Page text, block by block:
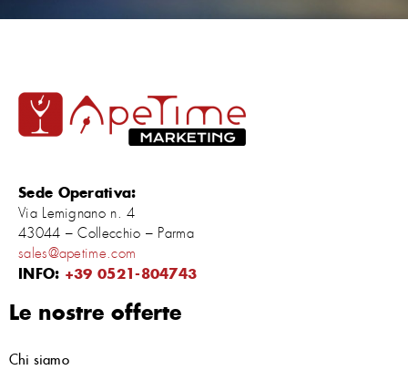
Sede Operativa:
Via Lemignano n. 4
43044 – Collecchio – Parma
sales@apetime.com
INFO: +39 0521-804743
Le nostre offerte
Chi siamo